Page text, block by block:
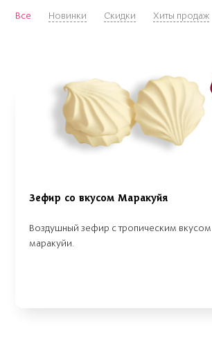
Все Новинки Скидки Хиты продаж
Зефир со вкусом Маракуйя
Воздушный зефир с тропическим вкусом
маракуйи.